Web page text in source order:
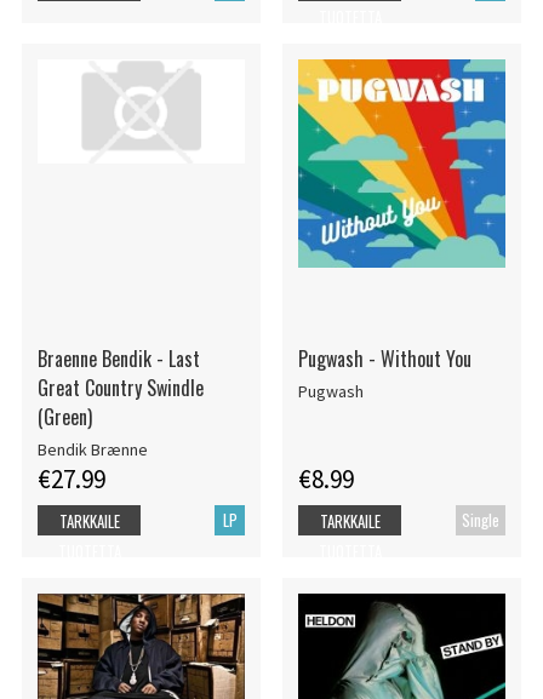
Braenne Bendik - Last
Great Country Swindle
(Green)
Bendik Brænne
€27.99
LP
TARKKAILE
Pugwash - Without You
Pugwash
€8.99
Single
TARKKAILE